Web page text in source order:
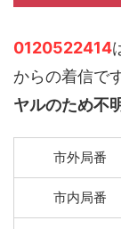
0120522414
からの着信で
ヤルのため不
市外局番
市内局番